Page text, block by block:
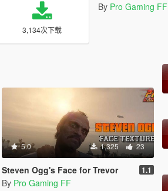
3,134次下载
By Pro Gaming FF
5.0 1,325 23
Steven Ogg's Face for Trevor 1.1
By Pro Gaming FF